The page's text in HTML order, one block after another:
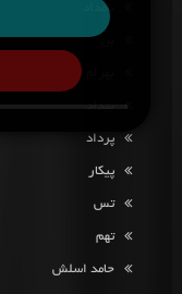
بامداد
بیداد
پرداد
پیکار
تس
تهم
حامد اسلش